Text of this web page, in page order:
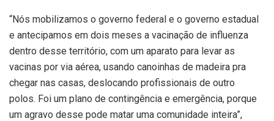
“Nós mobilizamos o governo federal e o governo estadual
e antecipamos em dois meses a vacinação de influenza
dentro desse território, com um aparato para levar as
vacinas por via aérea, usando canoinhas de madeira pra
chegar nas casas, deslocando profissionais de outro
polos. Foi um plano de contingência e emergência, porque
um agravo desse pode matar uma comunidade inteira”,